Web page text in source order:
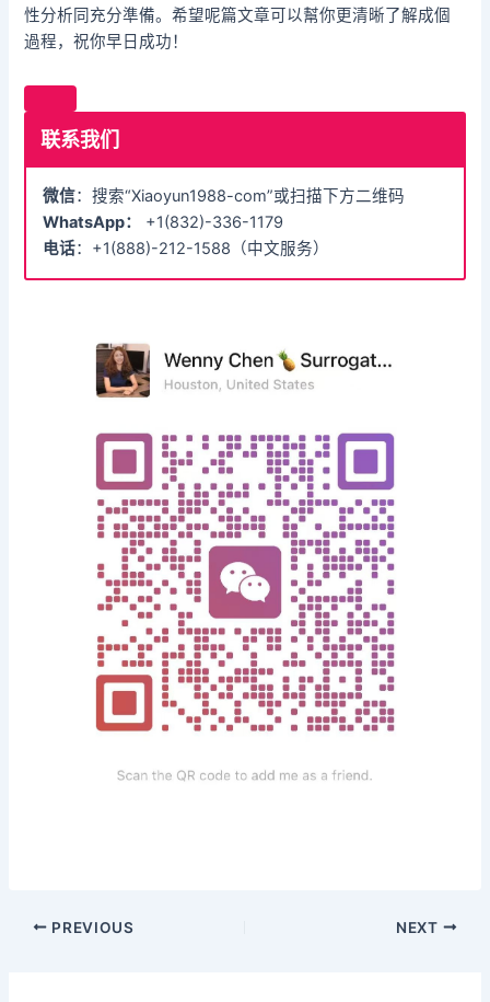
性分析同充分準備。希望呢篇文章可以幫你更清晰了解成個
過程，祝你早日成功！
联系我们
微信：搜索“Xiaoyun1988-com”或扫描下方二维码
WhatsApp：
+1(832)-336-1179
电话：+1(888)-212-1588（中文服务）
PREVIOUS NEXT